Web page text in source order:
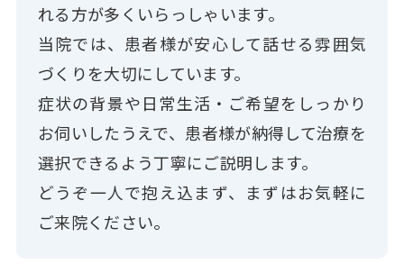
れる方が多くいらっしゃいます。
当院では、患者様が安心して話せる雰囲気
づくりを大切にしています。
症状の背景や日常生活・ご希望をしっかり
お伺いしたうえで、患者様が納得して治療を
選択できるよう丁寧にご説明します。
どうぞ一人で抱え込まず、まずはお気軽に
ご来院ください。